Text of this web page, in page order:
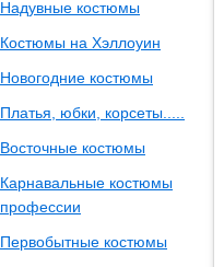
Надувные костюмы
Костюмы на Хэллоуин
Новогодние костюмы
Платья, юбки, корсеты.....
Восточные костюмы
Карнавальные костюмы
профессии
Первобытные костюмы